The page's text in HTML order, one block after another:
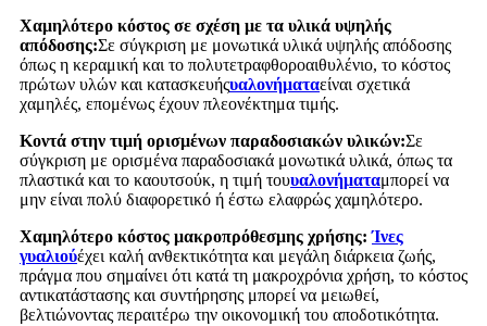
Χαμηλότερο κόστος σε σχέση με τα υλικά υψηλής
απόδοσης:Σε σύγκριση με μονωτικά υλικά υψηλής απόδοσης
όπως η κεραμική και το πολυτετραφθοροαιθυλένιο, το κόστος
πρώτων υλών και κατασκευήςυαλονήματαείναι σχετικά
χαμηλές, επομένως έχουν πλεονέκτημα τιμής.
Κοντά στην τιμή ορισμένων παραδοσιακών υλικών:Σε
σύγκριση με ορισμένα παραδοσιακά μονωτικά υλικά, όπως τα
πλαστικά και το καουτσούκ, η τιμή τουυαλονήματαμπορεί να
μην είναι πολύ διαφορετικό ή έστω ελαφρώς χαμηλότερο.
Χαμηλότερο κόστος μακροπρόθεσμης χρήσης: Ίνες
γυαλιούέχει καλή ανθεκτικότητα και μεγάλη διάρκεια ζωής,
πράγμα που σημαίνει ότι κατά τη μακροχρόνια χρήση, το κόστος
αντικατάστασης και συντήρησης μπορεί να μειωθεί,
βελτιώνοντας περαιτέρω την οικονομική του αποδοτικότητα.